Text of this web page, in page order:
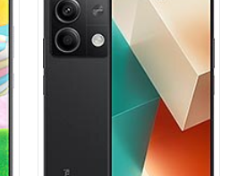
Processeur:
Helio G80
RAM:4Go/6Go
Stockage:4Go, 64Go
Android 11, One UI Core 3.1